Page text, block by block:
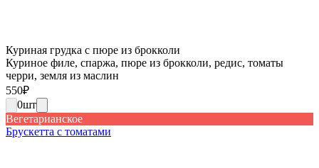
Куриная грудка с пюре из брокколи
Куриное филе, спаржа, пюре из брокколи, редис, томаты
черри, земля из маслин
550₽
0шт
Вегетарианское
Брускетта с томатами